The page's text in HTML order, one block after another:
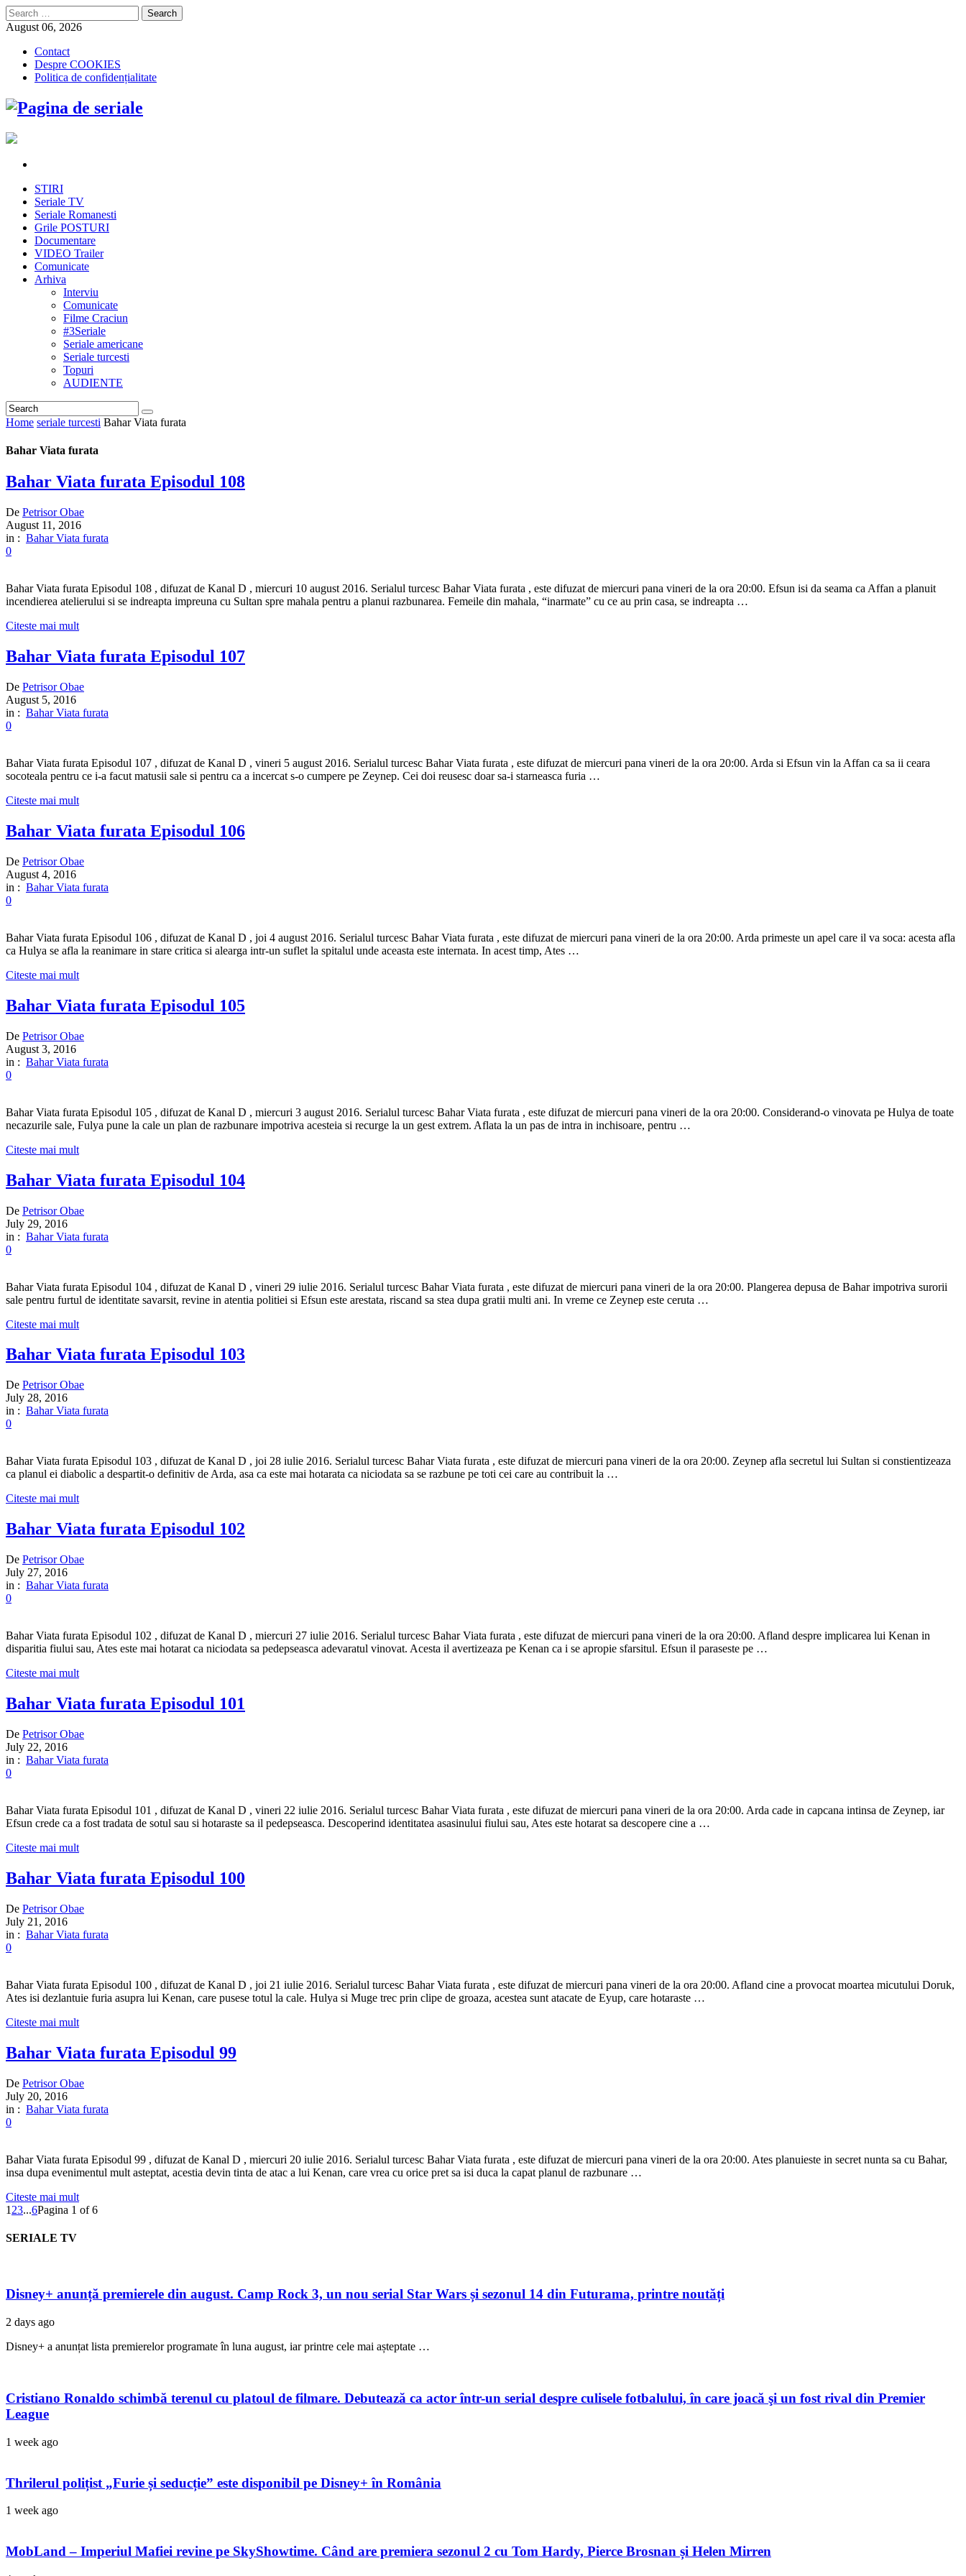
Search
for:
August 06, 2026
Contact
Despre COOKIES
Politica de confidențialitate
STIRI
Seriale TV
Seriale Romanesti
Grile POSTURI
Documentare
VIDEO Trailer
Comunicate
Arhiva
Interviu
Comunicate
Filme Craciun
#3Seriale
Seriale americane
Seriale turcesti
Topuri
AUDIENTE
Home seriale turcesti Bahar Viata furata
Bahar Viata furata
Bahar Viata furata Episodul 108
De Petrisor Obae
August 11, 2016
in : Bahar Viata furata
0
Bahar Viata furata Episodul 108 , difuzat de Kanal D , miercuri 10 august 2016. Serialul turcesc Bahar Viata furata , este difuzat de miercuri pana vineri de la ora 20:00. Efsun isi da seama ca Affan a planuit
incendierea atelierului si se indreapta impreuna cu Sultan spre mahala pentru a planui razbunarea. Femeile din mahala, “inarmate” cu ce au prin casa, se indreapta …
Citeste mai mult
Bahar Viata furata Episodul 107
De Petrisor Obae
August 5, 2016
in : Bahar Viata furata
0
Bahar Viata furata Episodul 107 , difuzat de Kanal D , vineri 5 august 2016. Serialul turcesc Bahar Viata furata , este difuzat de miercuri pana vineri de la ora 20:00. Arda si Efsun vin la Affan ca sa ii ceara
socoteala pentru ce i-a facut matusii sale si pentru ca a incercat s-o cumpere pe Zeynep. Cei doi reusesc doar sa-i starneasca furia …
Citeste mai mult
Bahar Viata furata Episodul 106
De Petrisor Obae
August 4, 2016
in : Bahar Viata furata
0
Bahar Viata furata Episodul 106 , difuzat de Kanal D , joi 4 august 2016. Serialul turcesc Bahar Viata furata , este difuzat de miercuri pana vineri de la ora 20:00. Arda primeste un apel care il va soca: acesta afla
ca Hulya se afla la reanimare in stare critica si alearga intr-un suflet la spitalul unde aceasta este internata. In acest timp, Ates …
Citeste mai mult
Bahar Viata furata Episodul 105
De Petrisor Obae
August 3, 2016
in : Bahar Viata furata
0
Bahar Viata furata Episodul 105 , difuzat de Kanal D , miercuri 3 august 2016. Serialul turcesc Bahar Viata furata , este difuzat de miercuri pana vineri de la ora 20:00. Considerand-o vinovata pe Hulya de toate
necazurile sale, Fulya pune la cale un plan de razbunare impotriva acesteia si recurge la un gest extrem. Aflata la un pas de intra in inchisoare, pentru …
Citeste mai mult
Bahar Viata furata Episodul 104
De Petrisor Obae
July 29, 2016
in : Bahar Viata furata
0
Bahar Viata furata Episodul 104 , difuzat de Kanal D , vineri 29 iulie 2016. Serialul turcesc Bahar Viata furata , este difuzat de miercuri pana vineri de la ora 20:00. Plangerea depusa de Bahar impotriva surorii
sale pentru furtul de identitate savarsit, revine in atentia politiei si Efsun este arestata, riscand sa stea dupa gratii multi ani. In vreme ce Zeynep este ceruta …
Citeste mai mult
Bahar Viata furata Episodul 103
De Petrisor Obae
July 28, 2016
in : Bahar Viata furata
0
Bahar Viata furata Episodul 103 , difuzat de Kanal D , joi 28 iulie 2016. Serialul turcesc Bahar Viata furata , este difuzat de miercuri pana vineri de la ora 20:00. Zeynep afla secretul lui Sultan si constientizeaza
ca planul ei diabolic a despartit-o definitiv de Arda, asa ca este mai hotarata ca niciodata sa se razbune pe toti cei care au contribuit la …
Citeste mai mult
Bahar Viata furata Episodul 102
De Petrisor Obae
July 27, 2016
in : Bahar Viata furata
0
Bahar Viata furata Episodul 102 , difuzat de Kanal D , miercuri 27 iulie 2016. Serialul turcesc Bahar Viata furata , este difuzat de miercuri pana vineri de la ora 20:00. Afland despre implicarea lui Kenan in
disparitia fiului sau, Ates este mai hotarat ca niciodata sa pedepseasca adevaratul vinovat. Acesta il avertizeaza pe Kenan ca i se apropie sfarsitul. Efsun il paraseste pe …
Citeste mai mult
Bahar Viata furata Episodul 101
De Petrisor Obae
July 22, 2016
in : Bahar Viata furata
0
Bahar Viata furata Episodul 101 , difuzat de Kanal D , vineri 22 iulie 2016. Serialul turcesc Bahar Viata furata , este difuzat de miercuri pana vineri de la ora 20:00. Arda cade in capcana intinsa de Zeynep, iar
Efsun crede ca a fost tradata de sotul sau si hotaraste sa il pedepseasca. Descoperind identitatea asasinului fiului sau, Ates este hotarat sa descopere cine a …
Citeste mai mult
Bahar Viata furata Episodul 100
De Petrisor Obae
July 21, 2016
in : Bahar Viata furata
0
Bahar Viata furata Episodul 100 , difuzat de Kanal D , joi 21 iulie 2016. Serialul turcesc Bahar Viata furata , este difuzat de miercuri pana vineri de la ora 20:00. Afland cine a provocat moartea micutului Doruk,
Ates isi dezlantuie furia asupra lui Kenan, care pusese totul la cale. Hulya si Muge trec prin clipe de groaza, acestea sunt atacate de Eyup, care hotaraste …
Citeste mai mult
Bahar Viata furata Episodul 99
De Petrisor Obae
July 20, 2016
in : Bahar Viata furata
0
Bahar Viata furata Episodul 99 , difuzat de Kanal D , miercuri 20 iulie 2016. Serialul turcesc Bahar Viata furata , este difuzat de miercuri pana vineri de la ora 20:00. Ates planuieste in secret nunta sa cu Bahar,
insa dupa evenimentul mult asteptat, acestia devin tinta de atac a lui Kenan, care vrea cu orice pret sa isi duca la capat planul de razbunare …
Citeste mai mult
1 23...6Pagina 1 of 6
SERIALE TV
Disney+ anunță premierele din august. Camp Rock 3, un nou serial Star Wars și sezonul 14 din Futurama, printre noutăți
2 days ago
Disney+ a anunțat lista premierelor programate în luna august, iar printre cele mai așteptate …
Cristiano Ronaldo schimbă terenul cu platoul de filmare. Debutează ca actor într-un serial despre culisele fotbalului, în care joacă şi un fost rival din Premier
League
1 week ago
Thrilerul polițist „Furie și seducție” este disponibil pe Disney+ în România
1 week ago
MobLand – Imperiul Mafiei revine pe SkyShowtime. Când are premiera sezonul 2 cu Tom Hardy, Pierce Brosnan și Helen Mirren